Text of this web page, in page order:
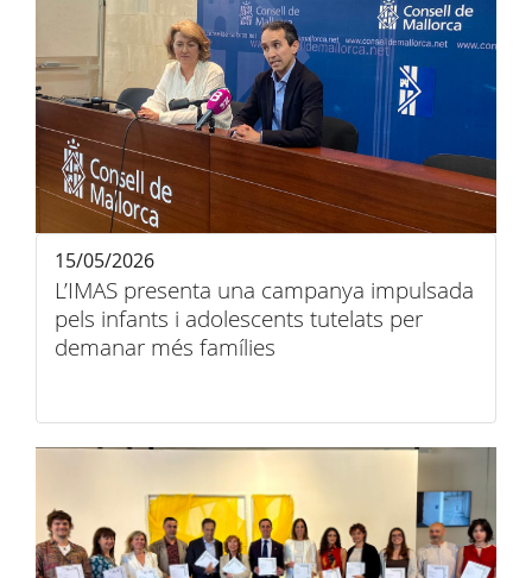
L’IMAS presenta una campanya impulsada
pels infants i adolescents tutelats per
demanar més famílies
15/05/2026